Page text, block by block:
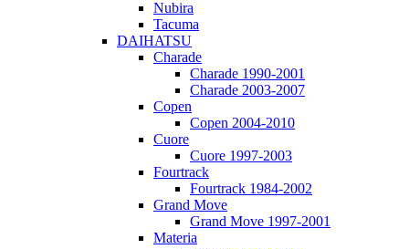
Nubira
Tacuma
DAIHATSU
Charade
Charade 1990-2001
Charade 2003-2007
Copen
Copen 2004-2010
Cuore
Cuore 1997-2003
Fourtrack
Fourtrack 1984-2002
Grand Move
Grand Move 1997-2001
Materia